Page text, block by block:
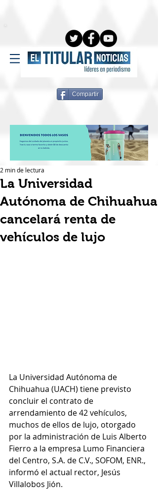
Compartir
La Universidad
Autónoma de Chihuahua
cancelará renta de
vehículos de lujo
2 min de lectura
La Universidad Autónoma de
Chihuahua (UACH) tiene previsto
concluir el contrato de
arrendamiento de 42 vehículos,
muchos de ellos de lujo, otorgado
por la administración de Luis Alberto
Fierro a la empresa Lumo Financiera
del Centro, S.A. de C.V., SOFOM, ENR.,
informó el actual rector, Jesús
Villalobos Jión.